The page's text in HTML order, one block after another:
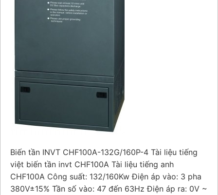
Biến tần INVT CHF100A-132G/160P-4 Tài liệu tiếng
việt biến tần invt CHF100A Tài liệu tiếng anh
CHF100A Công suất: 132/160Kw Điện áp vào: 3 pha
380V±15% Tần số vào: 47 đến 63Hz Điện áp ra: 0V ~